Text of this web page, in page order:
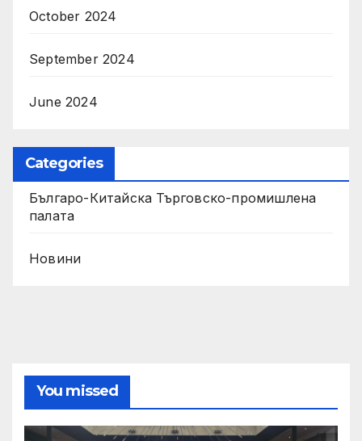
October 2024
September 2024
June 2024
Categories
Българо-Китайска Търговско-промишлена
палaта
Новини
You missed